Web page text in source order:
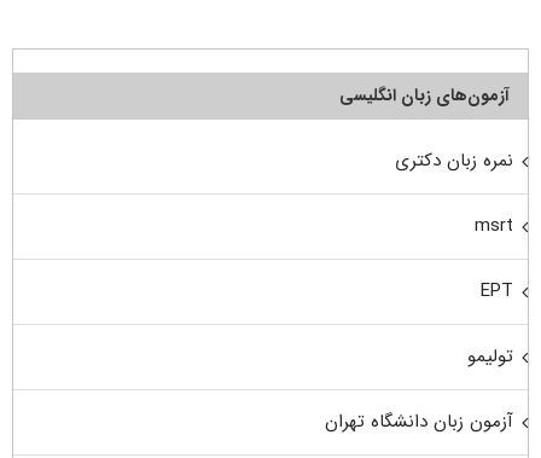
آزمون‌های زبان انگلیسی
نمره زبان دکتری
msrt
EPT
تولیمو
آزمون زبان دانشگاه تهران